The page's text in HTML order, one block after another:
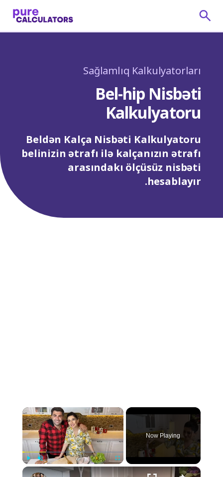
Sağlamlıq Kalkulyatorları
Bel-hip Nisbəti
Kalkulyatoru
Beldən Kalça Nisbəti Kalkulyatoru
belinizin ətrafı ilə kalçanızın ətrafı
arasındakı ölçüsüz nisbəti
hesablayır.
×
Play Unmute
Now Playing
×